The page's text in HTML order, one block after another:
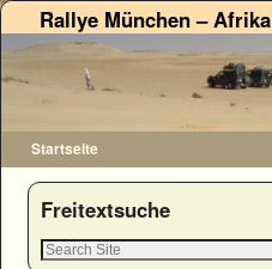
Rallye München – Afrika
Startseite
Zum Inhalt wechseln
Zum sekundären Inhalt wechseln
Freitextsuche